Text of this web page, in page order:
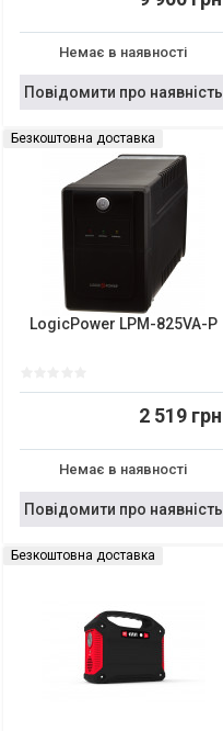
Немає в наявності
Повідомити про наявність
Безкоштовна доставка
LogicPower LPM-825VA-P
2 519 грн
Немає в наявності
Повідомити про наявність
Безкоштовна доставка